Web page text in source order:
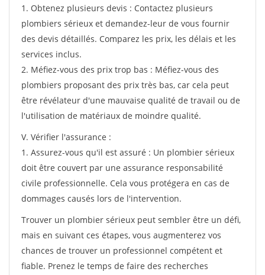
1. Obtenez plusieurs devis : Contactez plusieurs
plombiers sérieux et demandez-leur de vous fournir
des devis détaillés. Comparez les prix, les délais et les
services inclus.
2. Méfiez-vous des prix trop bas : Méfiez-vous des
plombiers proposant des prix très bas, car cela peut
être révélateur d'une mauvaise qualité de travail ou de
l'utilisation de matériaux de moindre qualité.
V. Vérifier l'assurance :
1. Assurez-vous qu'il est assuré : Un plombier sérieux
doit être couvert par une assurance responsabilité
civile professionnelle. Cela vous protégera en cas de
dommages causés lors de l'intervention.
Trouver un plombier sérieux peut sembler être un défi,
mais en suivant ces étapes, vous augmenterez vos
chances de trouver un professionnel compétent et
fiable. Prenez le temps de faire des recherches